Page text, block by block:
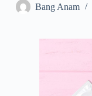
Bang Anam